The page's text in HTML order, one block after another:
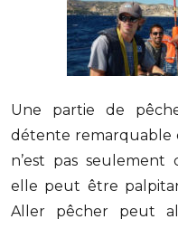
Une partie de
détente remarquable
n’est pas
elle peut être
Aller pêcher peut